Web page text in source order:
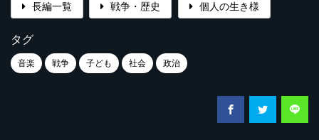
長編一覧 戦争・歴史 個人の生き様
タグ
音楽 戦争 子ども 社会 政治